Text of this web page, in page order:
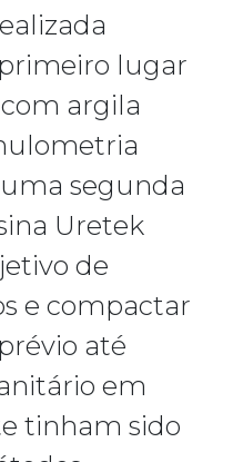
lugar
argila
segunda
Uretek
de
e compactar
até
em
tinham sido